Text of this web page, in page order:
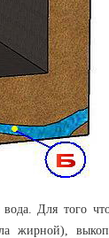
Для того
жирной),